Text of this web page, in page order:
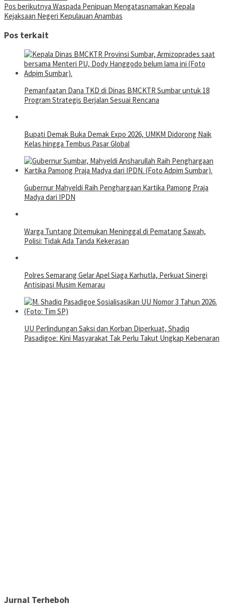
pos
Pos berikutnya Waspada Penipuan Mengatasnamakan Kepala
Kejaksaan Negeri Kepulauan Anambas
Pos terkait
Pemanfaatan Dana TKD di Dinas BMCKTR Sumbar untuk 18
Program Strategis Berjalan Sesuai Rencana
Bupati Demak Buka Demak Expo 2026, UMKM Didorong Naik
Kelas hingga Tembus Pasar Global
Gubernur Mahyeldi Raih Penghargaan Kartika Pamong Praja
Madya dari IPDN
Warga Tuntang Ditemukan Meninggal di Pematang Sawah,
Polisi: Tidak Ada Tanda Kekerasan
Polres Semarang Gelar Apel Siaga Karhutla, Perkuat Sinergi
Antisipasi Musim Kemarau
UU Perlindungan Saksi dan Korban Diperkuat, Shadiq
Pasadigoe: Kini Masyarakat Tak Perlu Takut Ungkap Kebenaran
Jurnal Terheboh